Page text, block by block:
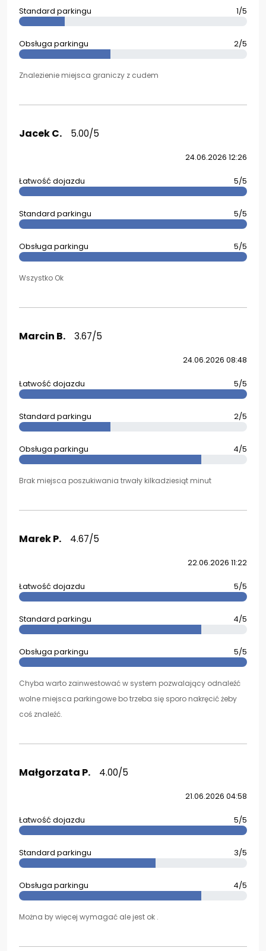
Standard parkingu 1/5
Obsługa parkingu 2/5
Znalezienie miejsca graniczy z cudem
Jacek C. 5.00/5
24.06.2026 12:26
Łatwość dojazdu 5/5
Standard parkingu 5/5
Obsługa parkingu 5/5
Wszystko Ok
Marcin B. 3.67/5
24.06.2026 08:48
Łatwość dojazdu 5/5
Standard parkingu 2/5
Obsługa parkingu 4/5
Brak miejsca poszukiwania trwały kilkadziesiąt minut
Marek P. 4.67/5
22.06.2026 11:22
Łatwość dojazdu 5/5
Standard parkingu 4/5
Obsługa parkingu 5/5
Chyba warto zainwestować w system pozwalający odnaleźć
wolne miejsca parkingowe bo trzeba się sporo nakręcić żeby
coś znaleźć.
Małgorzata P. 4.00/5
21.06.2026 04:58
Łatwość dojazdu 5/5
Standard parkingu 3/5
Obsługa parkingu 4/5
Można by więcej wymagać ale jest ok .